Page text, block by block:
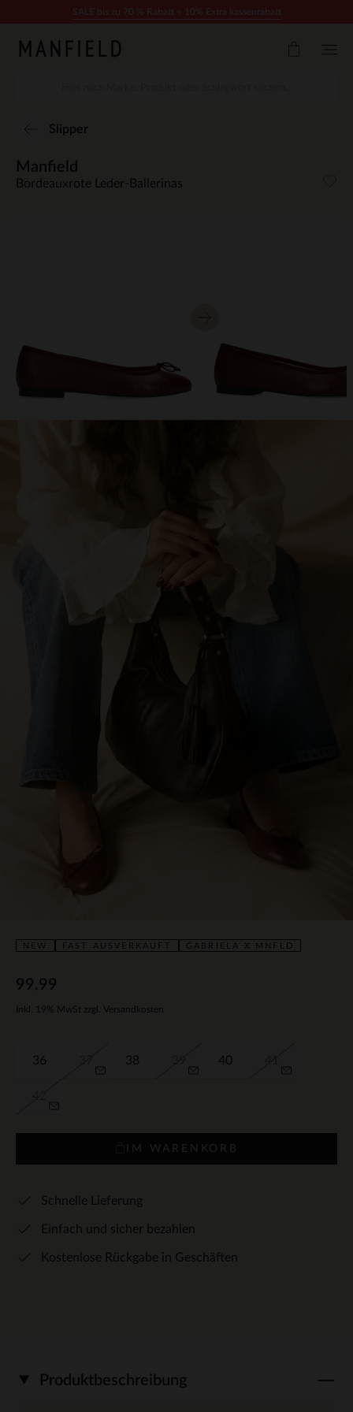
Slipper
NEW FAST AUSVERKAUFT GABRIELA X MNFLD
Manfield
Bordeauxrote Leder-Ballerinas
99.99
Inkl. 19% MwSt zzgl. Versandkosten
36 38 40
IM WARENKORB
Schnelle Lieferung
Einfach und sicher bezahlen
Kostenlose Rückgabe in Geschäften
Produktbeschreibung